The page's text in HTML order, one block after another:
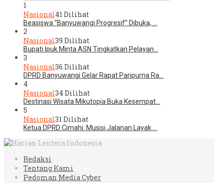
1
Nasional41 Dilihat
Beasiswa “Banyuwangi Progresif” Dibuka, …
2
Nasional39 Dilihat
Bupati Ipuk Minta ASN Tingkatkan Pelayan…
3
Nasional36 Dilihat
DPRD Banyuwangi Gelar Rapat Paripurna Ra…
4
Nasional34 Dilihat
Destinasi Wisata Mikutopia Buka Kesempat…
5
Nasional31 Dilihat
Ketua DPRD Cimahi: Musisi Jalanan Layak …
Redaksi
Tentang Kami
Pedoman Media Cyber